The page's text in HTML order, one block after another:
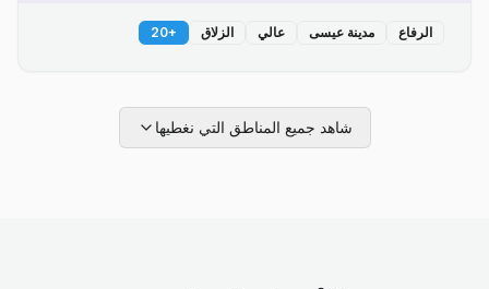
الرفاع مدينة عيسى عالي الزلاق +
20
شاهد جميع المناطق التي نغطيها